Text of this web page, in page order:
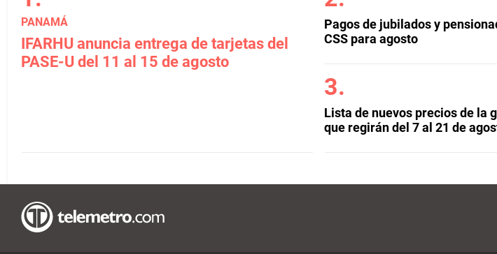
PANAMÁ
IFARHU anuncia entrega de tarjetas del
PASE-U del 11 al 15 de agosto
Pagos de jubilados y
CSS para agosto
Lista de nuevos precios de la
que regirán del 7 al 21 de